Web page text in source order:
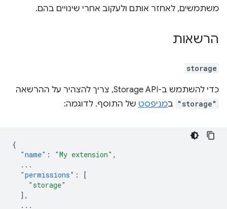
משתמשים, לאחזר אותם ולעקוב אחרי שינויים בהם.
הרשאות
storage
כדי להשתמש ב-Storage API, צריך להצהיר על ההרשאה
"storage" במניפסט של התוסף. לדוגמה:
{
"name" : "My extension" ,
...
"permissions" :
[
"storage"
],
...